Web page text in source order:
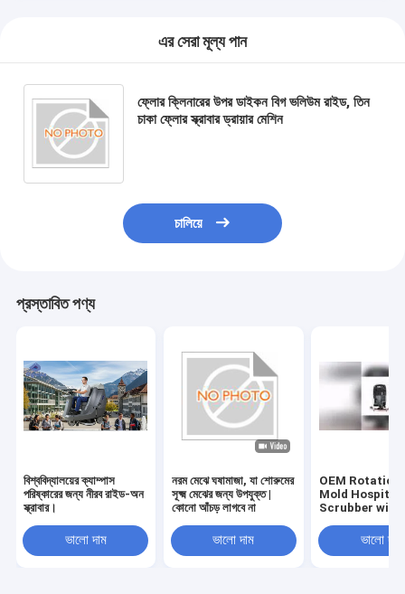
এর সেরা মূল্য পান
ফ্লোর ক্লিনারের উপর ডাইকন বিগ ভলিউম রাইড, তিন
চাকা ফ্লোর স্ক্রাবার ড্রায়ার মেশিন
চালিয়ে
প্রস্তাবিত পণ্য
বিশ্ববিদ্যালয়ের ক্যাম্পাস
পরিষ্কারের জন্য নীরব রাইড-অন
স্ক্রাবার।
ভালো দাম
নরম মেঝে ঘষামাজা, যা শোরুমের
সূক্ষ্ম মেঝের জন্য উপযুক্ত |
কোনো আঁচড় লাগবে না
ভালো দাম
OEM
Mold Hospital
Scrubber with
Certification
ভালো দাম